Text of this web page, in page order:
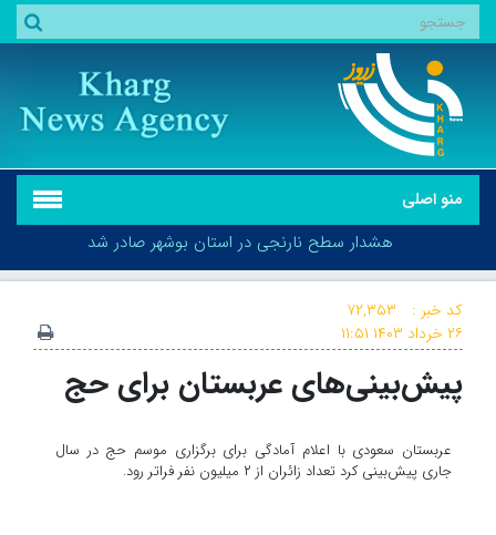
منو اصلی
هشدار سطح نارنجی در استان بوشهر صادر شد
هشدار سطح نارنجی در استان بوشهر صادر شد
کد خبر :
۷۲,۳۵۳
۲۶ خرداد ۱۴۰۳
۱۱:۵۱
پیش‌بینی‌های عربستان برای حج
عربستان سعودی با اعلام آمادگی برای برگزاری موسم حج در سال
جاری پیش‌بینی کرد تعداد زائران از ۲ میلیون نفر فراتر رود.